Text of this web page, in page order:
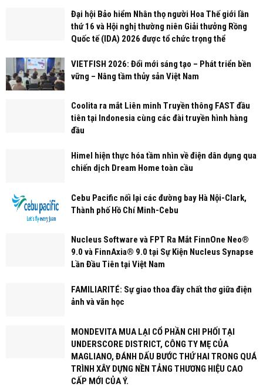
Đại hội Bảo hiểm Nhân thọ người Hoa Thế giới lần
thứ 16 và Hội nghị thường niên Giải thưởng Rồng
Quốc tế (IDA) 2026 được tổ chức trọng thể
VIETFISH 2026: Đổi mới sáng tạo – Phát triển bền
vững – Nâng tầm thủy sản Việt Nam
Coolita ra mắt Liên minh Truyền thông FAST đầu
tiên tại Indonesia cùng các đài truyền hình hàng
đầu
Himel hiện thực hóa tầm nhìn về điện dân dụng qua
chiến dịch Dream Home toàn cầu
Cebu Pacific nối lại các đường bay Hà Nội-Clark,
Thành phố Hồ Chí Minh-Cebu
Nucleus Software và FPT Ra Mắt FinnOne Neo®
9.0 và FinnAxia® 9.0 tại Sự Kiện Nucleus Synapse
Lần Đầu Tiên tại Việt Nam
FAMILIARITÉ: Sự giao thoa đầy chất thơ giữa điện
ảnh và văn học
MONDEVITA MUA LẠI CỔ PHẦN CHI PHỐI TẠI
UNDERSCORE DISTRICT, CÔNG TY MẸ CỦA
MAGLIANO, ĐÁNH DẤU BƯỚC THỨ HAI TRONG QUÁ
TRÌNH XÂY DỰNG NỀN TẢNG THƯƠNG HIỆU CAO
CẤP MỚI CỦA Ý.